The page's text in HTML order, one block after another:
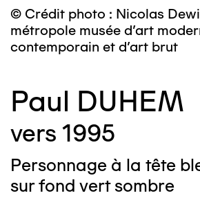
© Crédit photo : Nicolas
métropole musée d’art
contemporain et d’art brut
Paul DUHEM
vers 1995
Personnage à la tête
sur fond vert sombre